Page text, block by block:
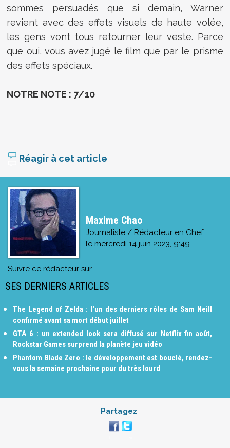
sommes persuadés que si demain, Warner
revient avec des effets visuels de haute volée,
les gens vont tous retourner leur veste. Parce
que oui, vous avez jugé le film que par le prisme
des effets spéciaux.
NOTRE NOTE : 7/10
Réagir à cet article
Maxime Chao
Journaliste / Rédacteur en Chef
le mercredi 14 juin 2023, 9:49
Suivre ce rédacteur sur
SES DERNIERS ARTICLES
The Legend of Zelda : l'un des derniers rôles de Sam Neill
confirmé avant sa mort début juillet
GTA 6 : un extended look sera diffusé sur Netflix fin août,
Rockstar Games surprend la planète jeu vidéo
Phantom Blade Zero : le développement est bouclé, rendez-
vous la semaine prochaine pour du très lourd
Partagez